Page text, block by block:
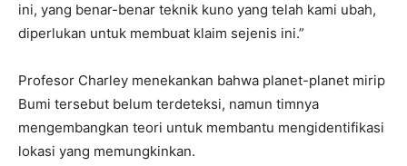
ini, yang benar-benar teknik kuno yang telah kami ubah,
diperlukan untuk membuat klaim sejenis ini.”
Profesor Charley menekankan bahwa planet-planet mirip
Bumi tersebut belum terdeteksi, namun timnya
mengembangkan teori untuk membantu mengidentifikasi
lokasi yang memungkinkan.